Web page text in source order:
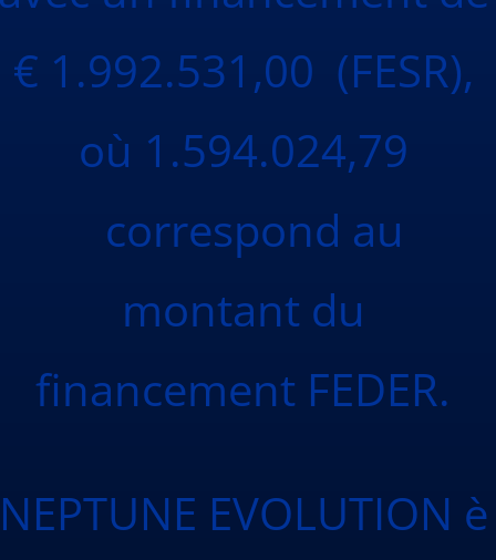
€ 1.992.531,00 (FESR),
où 1.594.024,79
correspond au
montant du
financement FEDER.
EVOLUTION è